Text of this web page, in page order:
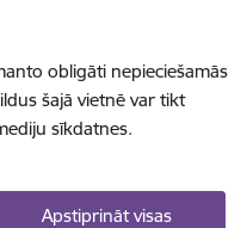
obligāti nepieciešamās
šajā vietnē var tikt
sīkdatnes.
Apstiprināt visas